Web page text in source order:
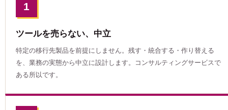
1
ツールを売らない、中立
特定の移行先製品を前提にしません。残す・統合する・作り替える
を、業務の実態から中立に設計します。コンサルティングサービスで
ある所以です。